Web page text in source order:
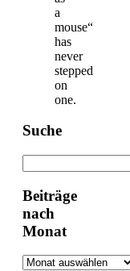
a
mouse“
has
never
stepped
on
one.
Suche
Beiträge
nach
Monat